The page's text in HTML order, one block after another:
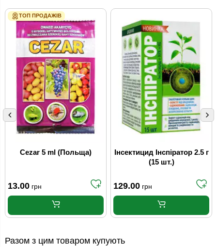
ТОП ПРОДАЖІВ
Cezar 5 ml (Польща)
13.00 грн
Інсектицид Інспіратор 2.5 г
(15 шт.)
129.00 грн
Разом з цим товаром купують